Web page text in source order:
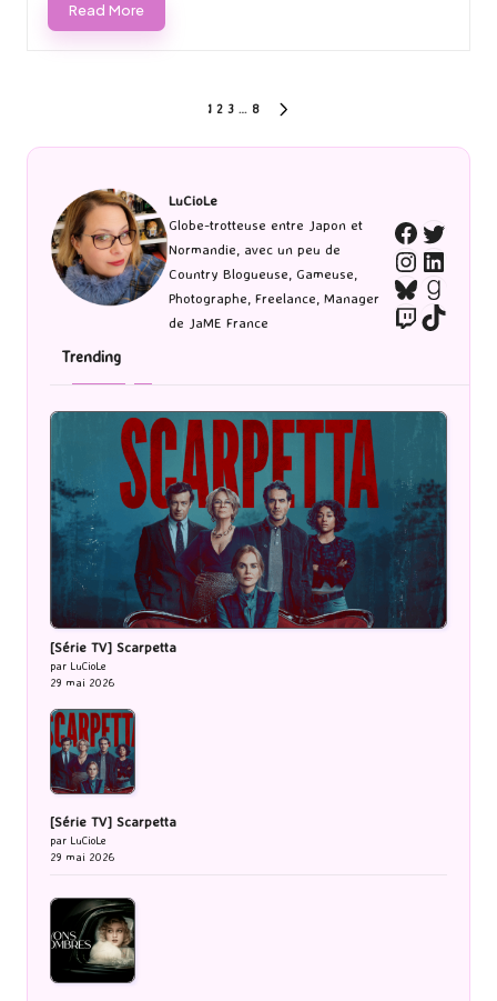
Read More
des
publications
1 2 3 … 8
LuCioLe
Globe-trotteuse entre Japon et
Normandie, avec un peu de
Country Blogueuse, Gameuse,
Photographe, Freelance, Manager
de JaME France
Bluesky
TwitchTikTok
Trending
[Série TV] Scarpetta
par LuCioLe
29 mai 2026
[Série TV] Scarpetta
par LuCioLe
29 mai 2026